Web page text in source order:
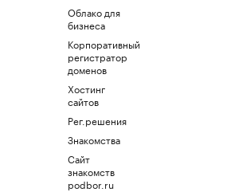
Облако для
бизнеса
Корпоративный
регистратор
доменов
Хостинг
сайтов
Рег.решения
Знакомства
Сайт
знакомств
podbor.ru